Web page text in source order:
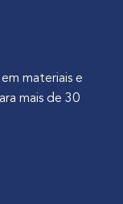
materiais e
mais de 30